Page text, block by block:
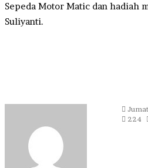
Sepeda Motor Matic dan hadiah
Suliyanti.
Send
an 224